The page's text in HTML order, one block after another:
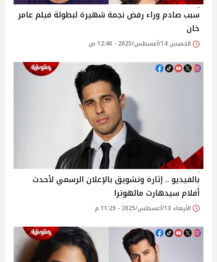
سبب صادم وراء رفض نجمة شهيرة لبطولة فيلم عامر
خان
الخميس 14/أغسطس/2025 - 12:40 ص
بالفيديو .. إثارة وتشويق بالإعلان الرسمي لأحدث
أفلام سيدهارث مالهوترا
الأربعاء 13/أغسطس/2025 - 11:29 م